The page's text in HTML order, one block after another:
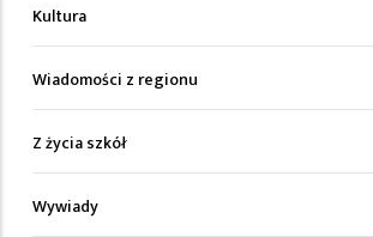
Kultura
Wiadomości z regionu
Z życia szkół
Wywiady